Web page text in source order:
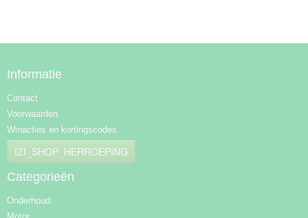
Informatie
Contact
Voorwaarden
Winacties en kortingscodes
IZI_SHOP_HERROEPING
Categorieën
Onderhoud